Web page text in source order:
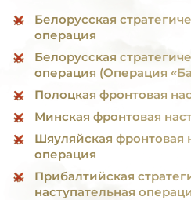
Белорусская
операция
Белорусская
операция (Операция
Полоцкая фронтовая
Минская фронтовая
Шяуляйская фронтовая
операция
Прибалтийская
наступательная